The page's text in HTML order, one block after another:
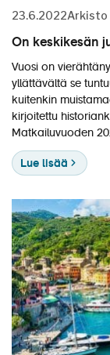
23.6.2022Arkisto
On keskikesän
Vuosi on
yllättävältä se
kuitenkin
kirjoitettu
Matkailuvuoden
Lue lisää